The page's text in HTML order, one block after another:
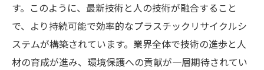
す。このように、最新技術と人の技術が融合すること
で、より持続可能で効率的なプラスチックリサイクルシ
ステムが構築されています。業界全体で技術の進歩と人
材の育成が進み、環境保護への貢献が一層期待されてい